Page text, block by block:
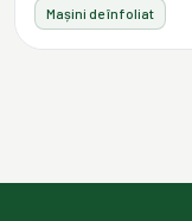
Mașini de înfoliat